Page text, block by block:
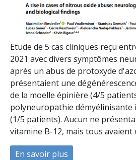
Etude de 5 cas cliniques reçu
2021 avec divers symptômes
après un abus de protoxyde
présentaient une
de la moelle épinière (4/5
polyneuropathie démyélinisante
(1/5 patients). Aucun ne
vitamine B-12, mais tous avaient
En savoir plus